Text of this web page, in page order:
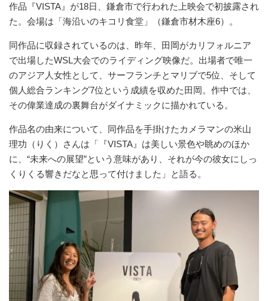
作品『VISTA』が18日、鎌倉市で行われた上映会で初披露され
た。会場は「海沿いのキコリ食堂」（鎌倉市材木座6）。
同作品に収録されているのは、昨年、田岡がカリフォルニア
で出場したWSL大会でのライディング映像だ。出場者で唯一
のアジア人女性として、サーフランチとマリブで5位、そして
個人総合ランキング7位という成績を収めた田岡。作中では、
その偉業達成の裏舞台がダイナミックに描かれている。
作品名の由来について、同作品を手掛けたカメラマンの米山
理功（りく）さんは「『VISTA』は美しい景色や眺めのほか
に、“未来への展望”という意味があり、それが今の彼女にしっ
くりくる響きだなと思って付けました」と語る。